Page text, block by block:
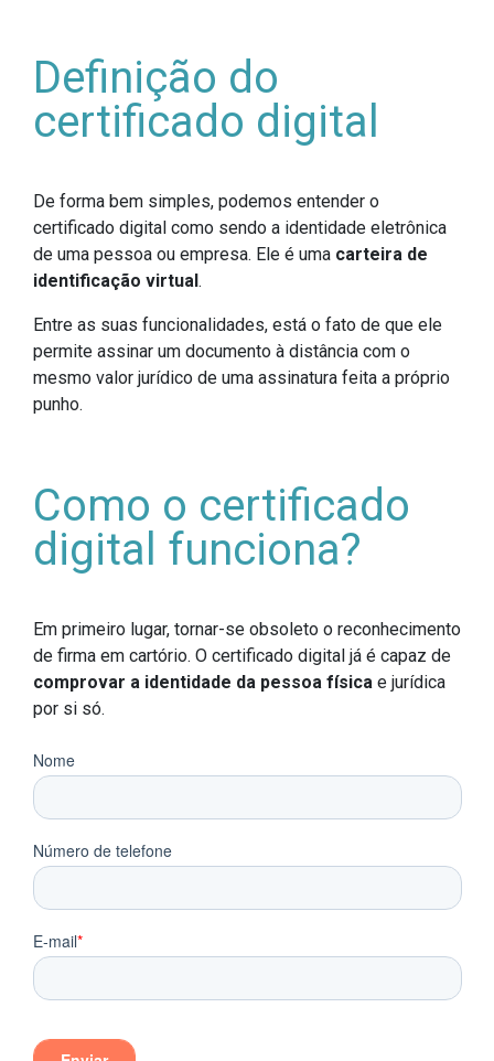
Definição do
certificado digital
De forma bem simples, podemos entender o
certificado digital como sendo a identidade eletrônica
de uma pessoa ou empresa. Ele é uma carteira de
identificação virtual.
Entre as suas funcionalidades, está o fato de que ele
permite assinar um documento à distância com o
mesmo valor jurídico de uma assinatura feita a próprio
punho.
Como o certificado
digital funciona?
Em primeiro lugar, tornar-se obsoleto o reconhecimento
de firma em cartório. O certificado digital já é capaz de
comprovar a identidade da pessoa física e jurídica
por si só.